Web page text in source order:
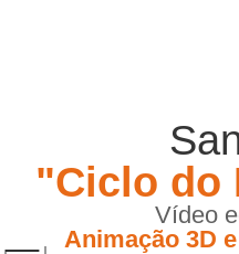
ORÇAMENTO
"Ciclo do
Vídeo
Animação 3D